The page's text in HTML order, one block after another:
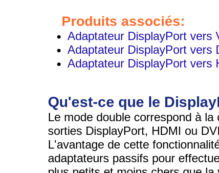
Produits associés:
Adaptateur DisplayPort vers
Adaptateur DisplayPort vers
Adaptateur DisplayPort vers
Qu'est-ce que le
Le mode double correspond à
sorties DisplayPort, HDMI ou
L'avantage de cette
adaptateurs passifs pour